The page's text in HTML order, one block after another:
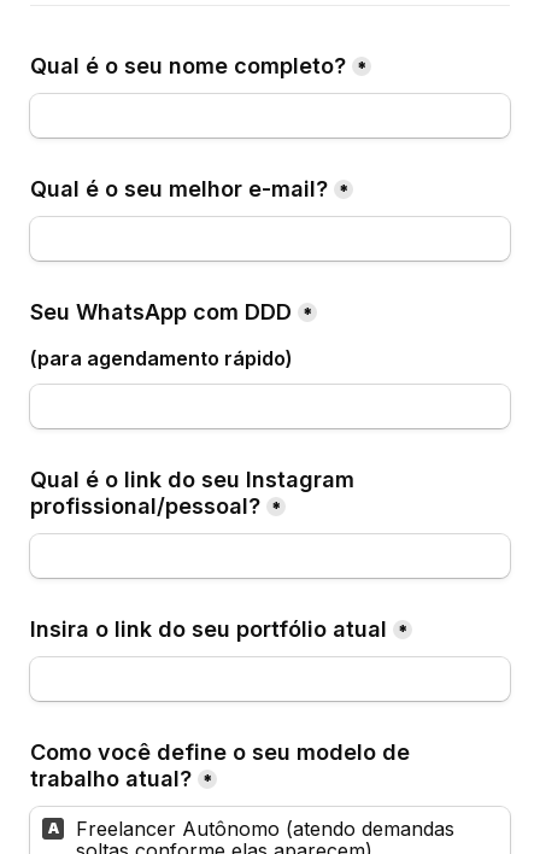
Qual é o seu nome completo? *
Qual é o seu melhor e-mail? *
Seu WhatsApp com DDD *
(para agendamento rápido)
Qual é o link do seu Instagram
profissional/pessoal? *
Insira o link do seu portfólio atual *
Como você define o seu modelo de
trabalho atual? *
A
Freelancer Autônomo (atendo demandas